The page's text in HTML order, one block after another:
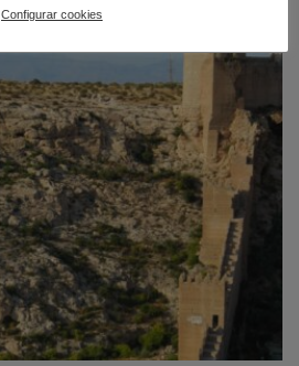
Configurar cookies